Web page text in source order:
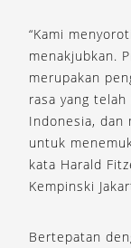
“Kami
menakjubkan.
merupakan
rasa yang
Indonesia, dan
untuk
kata Harald
Kempinski
Bertepatan